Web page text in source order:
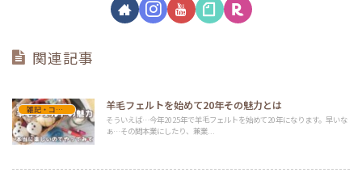
関連記事
雑記・コラム 羊毛フェルトを始めて20年その魅力とは
そういえば…今年2025年で羊毛フェルトを始めて20年になります。早いな
ぁ…その間本業にしたり、兼業...